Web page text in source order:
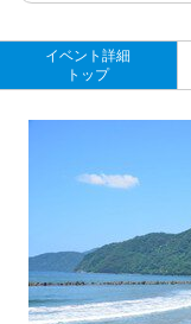
イベント詳細
トップ